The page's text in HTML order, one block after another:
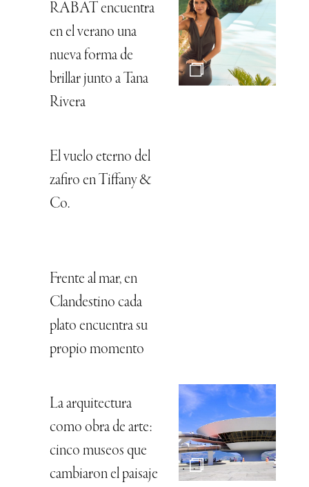
RABAT encuentra
en el verano una
nueva forma de
brillar junto a Tana
Rivera
El vuelo eterno del
zafiro en Tiffany &
Co.
Frente al mar, en
Clandestino cada
plato encuentra su
propio momento
La arquitectura
como obra de arte:
cinco museos que
cambiaron el paisaje